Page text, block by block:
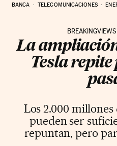
BANCA TELECOMUNICACIONES
BREAKINGVIEWS
La
Tesla repite
Los 2.000
pueden ser
repuntan, pero